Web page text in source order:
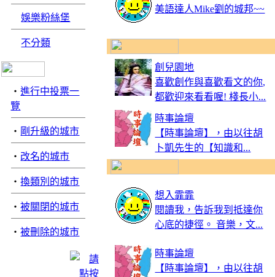
娛樂粉絲堡
不分類
‧進行中投票一
覽
‧ 剛升級的城市
‧ 改名的城市
‧換類別的城市
‧被關閉的城市
‧被刪除的城市
美語達人Mike劉的城邦~~
創兒園地
喜歡創作與喜歡看文的你,
都歡迎來看看喔! 棧長小...
時事論壇
【時事論壇】，由以往胡
卜凱先生的【知識和...
想入霏霏
閱讀我，告訴我到抵達你
心底的捷徑。 音樂，文...
時事論壇
【時事論壇】，由以往胡